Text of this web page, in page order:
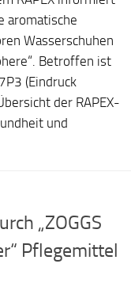
aromatische
Wasserschuhen
Betroffen ist
(Eindruck
der RAPEX-
und
„ZOGGS
Pflegemittel